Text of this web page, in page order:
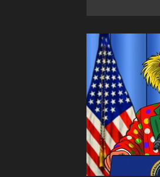
کارتون و
کارتون مدارس